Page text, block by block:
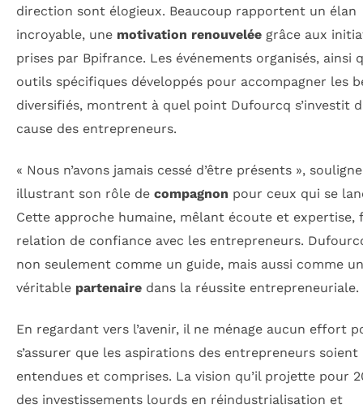
direction sont élogieux. Beaucoup rapportent un élan
incroyable, une motivation renouvelée grâce aux
prises par Bpifrance. Les événements organisés, ainsi
outils spécifiques développés pour accompagner les
diversifiés, montrent à quel point Dufourcq s’investit
cause des entrepreneurs.
« Nous n’avons jamais cessé d’être présents »,
illustrant son rôle de compagnon pour ceux qui se
Cette approche humaine, mêlant écoute et expertise,
relation de confiance avec les entrepreneurs.
non seulement comme un guide, mais aussi comme un
véritable partenaire dans la réussite entrepreneuriale.
En regardant vers l’avenir, il ne ménage aucun effort
s’assurer que les aspirations des entrepreneurs soient
entendues et comprises. La vision qu’il projette pour
des investissements lourds en réindustrialisation et